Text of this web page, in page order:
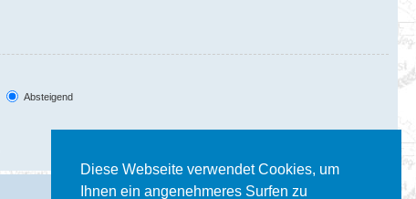
Diese Webseite verwendet Cookies, um
Ihnen ein angenehmeres Surfen zu
Absteigend